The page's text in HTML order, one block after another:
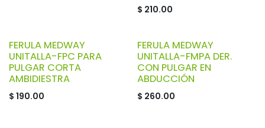
$ 210.00
FERULA MEDWAY
UNITALLA-FPC PARA
PULGAR CORTA
AMBIDIESTRA
$ 190.00
FERULA MEDWAY
UNITALLA-FMPA DER.
CON PULGAR EN
ABDUCCIÓN
$ 260.00